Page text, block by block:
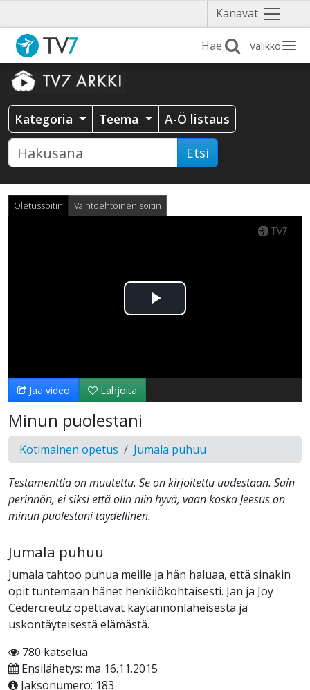
Kanavat Näytä
valikko
Valikko
Kategoria Teema A-Ö listaus
Etsi
Oletussoitin Vaihtoehtoinen soitin
Toista
Jaa video Lahjoita
Minun puolestani
Kotimainen opetus Jumala puhuu
Testamenttia on muutettu. Se on kirjoitettu uudestaan. Sain
perinnön, ei siksi että olin niin hyvä, vaan koska Jeesus on
minun puolestani täydellinen.
Jumala puhuu
Jumala tahtoo puhua meille ja hän haluaa, että sinäkin
opit tuntemaan hänet henkilökohtaisesti. Jan ja Joy
Cedercreutz opettavat käytännönläheisestä ja
uskontäyteisestä elämästä.
780 katselua
Ensilähetys: ma 16.11.2015
Jaksonumero: 183